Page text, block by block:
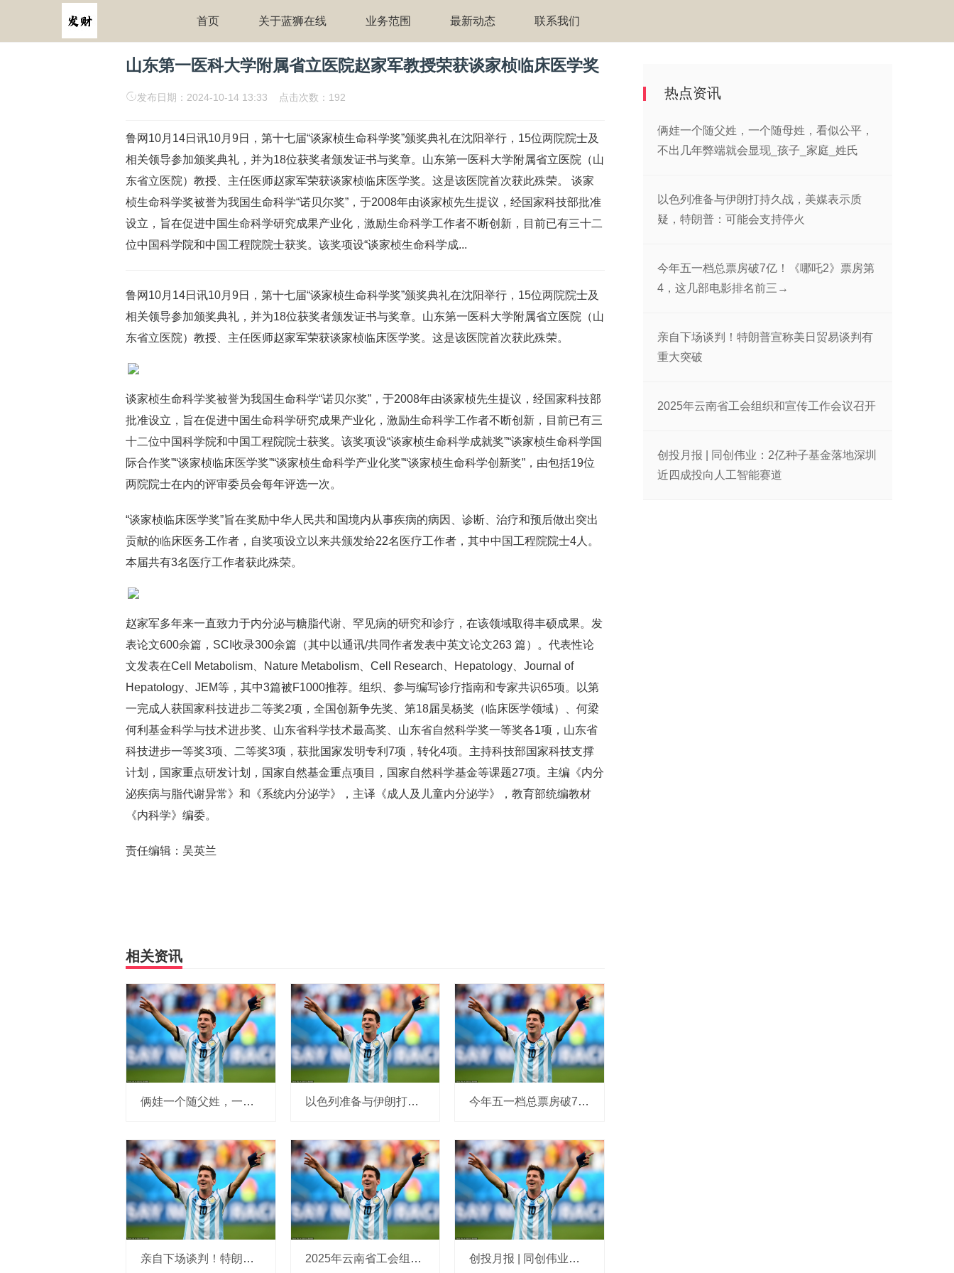
首页 关于蓝狮在线 业务范围 最新动态 联系我们
山东第一医科大学附属省立医院赵家军教授荣获谈家桢临床医学奖
发布日期：2024-10-14 13:33 点击次数：192
鲁网10月14日讯10月9日，第十七届“谈家桢生命科学奖”颁奖典礼在沈阳举行，15位两院院士及
相关领导参加颁奖典礼，并为18位获奖者颁发证书与奖章。山东第一医科大学附属省立医院（山
东省立医院）教授、主任医师赵家军荣获谈家桢临床医学奖。这是该医院首次获此殊荣。 谈家
桢生命科学奖被誉为我国生命科学“诺贝尔奖”，于2008年由谈家桢先生提议，经国家科技部批准
设立，旨在促进中国生命科学研究成果产业化，激励生命科学工作者不断创新，目前已有三十二
位中国科学院和中国工程院院士获奖。该奖项设“谈家桢生命科学成...
鲁网10月14日讯10月9日，第十七届“谈家桢生命科学奖”颁奖典礼在沈阳举行，15位两院院士及
相关领导参加颁奖典礼，并为18位获奖者颁发证书与奖章。山东第一医科大学附属省立医院（山
东省立医院）教授、主任医师赵家军荣获谈家桢临床医学奖。这是该医院首次获此殊荣。
谈家桢生命科学奖被誉为我国生命科学“诺贝尔奖”，于2008年由谈家桢先生提议，经国家科技部
批准设立，旨在促进中国生命科学研究成果产业化，激励生命科学工作者不断创新，目前已有三
十二位中国科学院和中国工程院院士获奖。该奖项设“谈家桢生命科学成就奖”“谈家桢生命科学国
际合作奖”“谈家桢临床医学奖”“谈家桢生命科学产业化奖”“谈家桢生命科学创新奖”，由包括19位
两院院士在内的评审委员会每年评选一次。
“谈家桢临床医学奖”旨在奖励中华人民共和国境内从事疾病的病因、诊断、治疗和预后做出突出
贡献的临床医务工作者，自奖项设立以来共颁发给22名医疗工作者，其中中国工程院院士4人。
本届共有3名医疗工作者获此殊荣。
赵家军多年来一直致力于内分泌与糖脂代谢、罕见病的研究和诊疗，在该领域取得丰硕成果。发
表论文600余篇，SCI收录300余篇（其中以通讯/共同作者发表中英文论文263 篇）。代表性论
文发表在Cell Metabolism、Nature Metabolism、Cell Research、Hepatology、Journal of
Hepatology、JEM等，其中3篇被F1000推荐。组织、参与编写诊疗指南和专家共识65项。以第
一完成人获国家科技进步二等奖2项，全国创新争先奖、第18届吴杨奖（临床医学领域）、何梁
何利基金科学与技术进步奖、山东省科学技术最高奖、山东省自然科学奖一等奖各1项，山东省
科技进步一等奖3项、二等奖3项，获批国家发明专利7项，转化4项。主持科技部国家科技支撑
计划，国家重点研发计划，国家自然基金重点项目，国家自然科学基金等课题27项。主编《内分
泌疾病与脂代谢异常》和《系统内分泌学》，主译《成人及儿童内分泌学》，教育部统编教材
《内科学》编委。
责任编辑：吴英兰
相关资讯
俩娃一个随父姓，一个随母姓，看似公平，不出几年弊端就会显现_孩子_家庭_姓氏 以色列准备与伊朗打持久战，美媒表示质疑，特朗普：可能会支持停火 今年五一档总票房破7亿！《哪吒2》票房第4，这几部电影排名前三→
亲自下场谈判！特朗普宣称美日贸易谈判有重大突破 2025年云南省工会组织和宣传工作会议召开 创投月报 | 同创伟业：2亿种子基金落地深圳 近四成投向人工智能赛道
热点资讯
俩娃一个随父姓，一个随母姓，看似公平，
不出几年弊端就会显现_孩子_家庭_姓氏
以色列准备与伊朗打持久战，美媒表示质
疑，特朗普：可能会支持停火
今年五一档总票房破7亿！《哪吒2》票房第
4，这几部电影排名前三→
亲自下场谈判！特朗普宣称美日贸易谈判有
重大突破
2025年云南省工会组织和宣传工作会议召开
创投月报 | 同创伟业：2亿种子基金落地深圳
近四成投向人工智能赛道